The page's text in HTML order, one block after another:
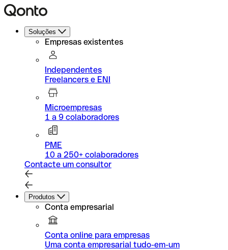
Soluções
Empresas existentes
Independentes
Freelancers e ENI
Microempresas
1 a 9 colaboradores
PME
10 a 250+ colaboradores
Contacte um consultor
Produtos
Conta empresarial
Conta online para empresas
Uma conta empresarial tudo-em-um